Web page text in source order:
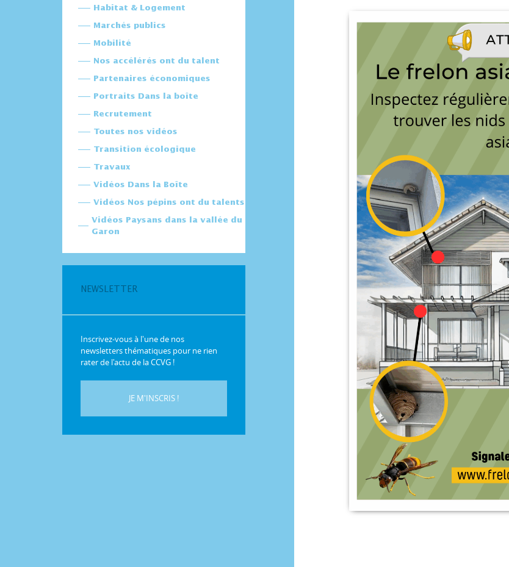
Habitat & Logement
Marchés publics
Mobilité
Nos accélérés ont du talent
Partenaires économiques
Portraits Dans la boîte
Recrutement
Toutes nos vidéos
Transition écologique
Travaux
Vidéos Dans la Boîte
Vidéos Nos pépins ont du talents
Vidéos Paysans dans la vallée du
Garon
NEWSLETTER
Inscrivez-vous à l'une de nos
newsletters thématiques pour ne rien
rater de l'actu de la CCVG !
JE M'INSCRIS !